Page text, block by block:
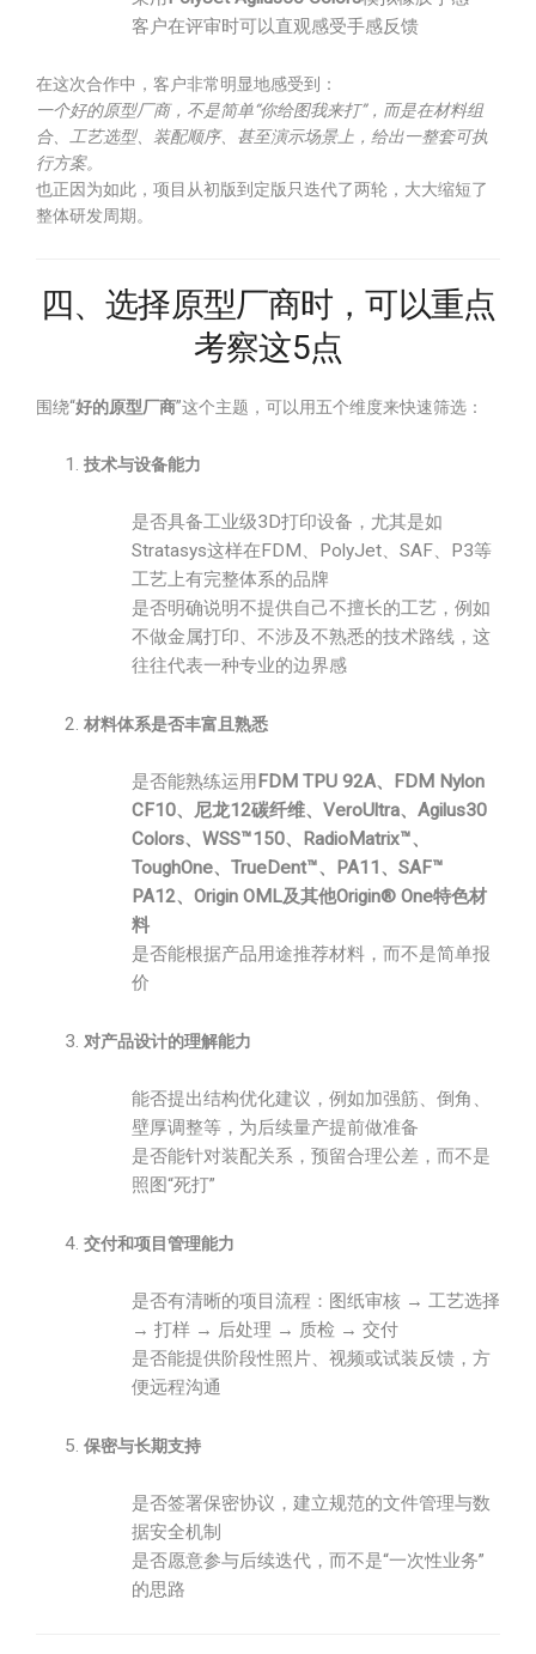
客户在评审时可以直观感受手感反馈
在这次合作中，客户非常明显地感受到：
一个好的原型厂商，不是简单“你给图我来打”，而是在材料组
合、工艺选型、装配顺序、甚至演示场景上，给出一整套可执
行方案。
也正因为如此，项目从初版到定版只迭代了两轮，大大缩短了
整体研发周期。
四、选择原型厂商时，可以重点
考察这5点
围绕“好的原型厂商”这个主题，可以用五个维度来快速筛选：
技术与设备能力
是否具备工业级3D打印设备，尤其是如
Stratasys这样在FDM、PolyJet、SAF、P3等
工艺上有完整体系的品牌
是否明确说明不提供自己不擅长的工艺，例如
不做金属打印、不涉及不熟悉的技术路线，这
往往代表一种专业的边界感
材料体系是否丰富且熟悉
是否能熟练运用 FDM TPU 92A、FDM Nylon
CF10、尼龙12碳纤维、VeroUltra、Agilus30
Colors、WSS™150、RadioMatrix™、
ToughOne、TrueDent™、PA11、SAF™
PA12、Origin OML及其他Origin® One特色材
料
是否能根据产品用途推荐材料，而不是简单报
价
对产品设计的理解能力
能否提出结构优化建议，例如加强筋、倒角、
壁厚调整等，为后续量产提前做准备
是否能针对装配关系，预留合理公差，而不是
照图“死打”
交付和项目管理能力
是否有清晰的项目流程：图纸审核 → 工艺选择
→ 打样 → 后处理 → 质检 → 交付
是否能提供阶段性照片、视频或试装反馈，方
便远程沟通
保密与长期支持
是否签署保密协议，建立规范的文件管理与数
据安全机制
是否愿意参与后续迭代，而不是“一次性业务”
的思路